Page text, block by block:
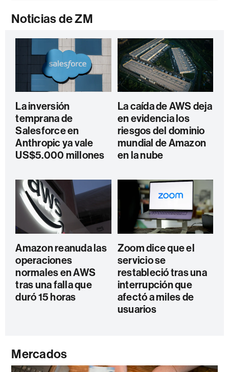
Noticias de ZM
La inversión
temprana de
Salesforce en
Anthropic ya vale
US$5.000 millones
La caída de AWS deja
en evidencia los
riesgos del dominio
mundial de Amazon
en la nube
Amazon reanuda las
operaciones
normales en AWS
tras una falla que
duró 15 horas
Zoom dice que el
servicio se
restableció tras una
interrupción que
afectó a miles de
usuarios
Mercados